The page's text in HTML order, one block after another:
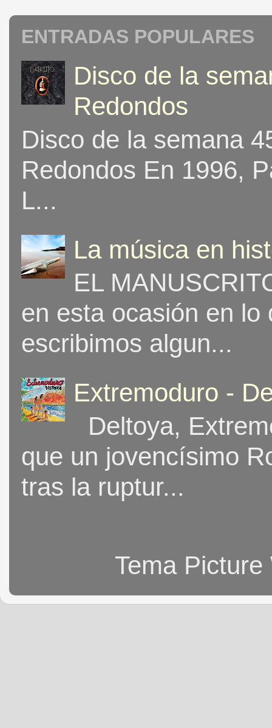
ENTRADAS POPULARES
Disco de la
Redondos
Disco de la semana
Redondos En 1996,
L...
La música en
EL
en esta ocasión en
escribimos algun...
Extremoduro -
Deltoya,
que un jovencísimo
tras la ruptur...
Tema